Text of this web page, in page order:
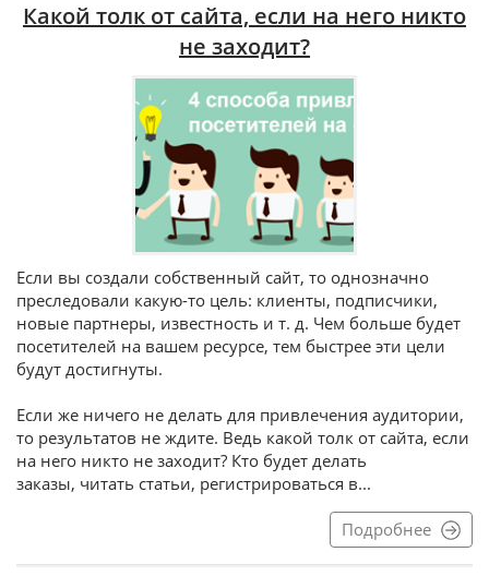
Какой толк от сайта, если на него никто
не заходит?
Если вы создали собственный сайт, то однозначно
преследовали какую-то цель: клиенты, подписчики,
новые партнеры, известность и т. д. Чем больше будет
посетителей на вашем ресурсе, тем быстрее эти цели
будут достигнуты.
Если же ничего не делать для привлечения аудитории,
то результатов не ждите. Ведь какой толк от сайта, если
на него никто не заходит? Кто будет делать
заказы, читать статьи, регистрироваться в...
Подробнее